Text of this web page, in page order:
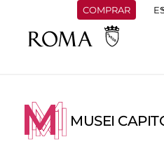
COMPRAR
MUSEI